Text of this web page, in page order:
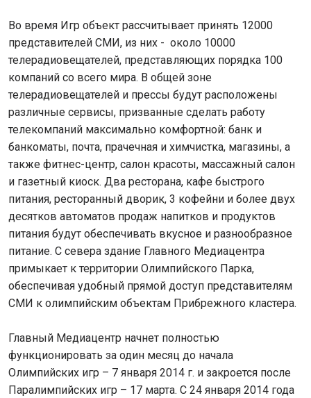
Во время Игр объект рассчитывает принять 12000
представителей СМИ, из них - около 10000
телерадиовещателей, представляющих порядка 100
компаний со всего мира. В общей зоне
телерадиовещателей и прессы будут расположены
различные сервисы, призванные сделать работу
телекомпаний максимально комфортной: банк и
банкоматы, почта, прачечная и химчистка, магазины, а
также фитнес-центр, салон красоты, массажный салон
и газетный киоск. Два ресторана, кафе быстрого
питания, ресторанный дворик, 3 кофейни и более двух
десятков автоматов продаж напитков и продуктов
питания будут обеспечивать вкусное и разнообразное
питание. С севера здание Главного Медиацентра
примыкает к территории Олимпийского Парка,
обеспечивая удобный прямой доступ представителям
СМИ к олимпийским объектам Прибрежного кластера.
Главный Медиацентр начнет полностью
функционировать за один месяц до начала
Олимпийских игр – 7 января 2014 г. и закроется после
Паралимпийских игр – 17 марта. С 24 января 2014 года